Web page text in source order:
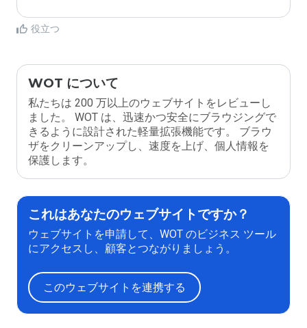
役立つ
WOT について
私たちは 200 万以上のウェブサイトをレビューし
ました。 WOT は、迅速かつ安全にブラウジングで
きるように設計された軽量拡張機能です。 ブラウ
ザをクリーンアップし、速度を上げ、個人情報を
保護します。
これはあなたのウェブサイトですか？
ウェブサイトを申請して、WOT のビジネス ツール
にアクセスし、顧客とつながりましょう。
このウェブサイトを連携する